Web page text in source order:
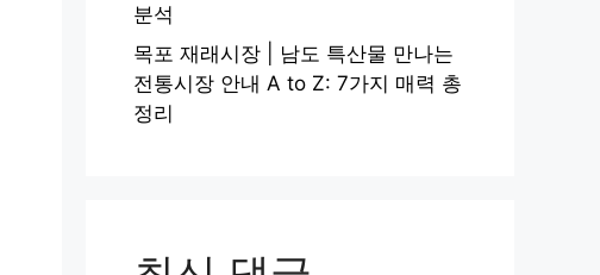
분석
목포 재래시장 | 남도 특산물 만나는
전통시장 안내 A to Z: 7가지 매력 총
정리